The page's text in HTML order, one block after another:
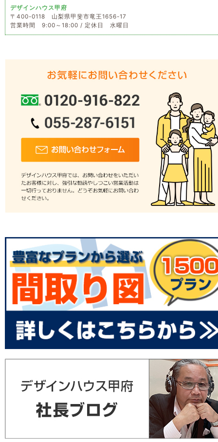
デザインハウス甲府
〒400-0118 山梨県甲斐市竜王1656-17
営業時間 9:00～18:00 / 定休日 水曜日